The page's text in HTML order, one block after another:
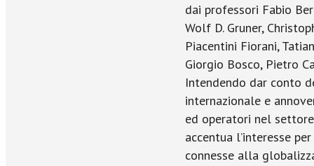
dai professori Fabio
Wolf D. Gruner,
Piacentini Fiorani,
Giorgio Bosco, Pietro
Intendendo dar conto
internazionale e
ed operatori nel
accentua l’interesse
connesse alla